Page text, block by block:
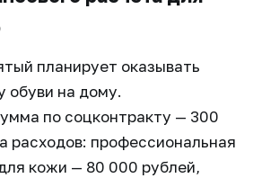
планирует оказывать
обуви на дому.
по соцконтракту — 300
расходов: профессиональная
кожи — 80 000 рублей,